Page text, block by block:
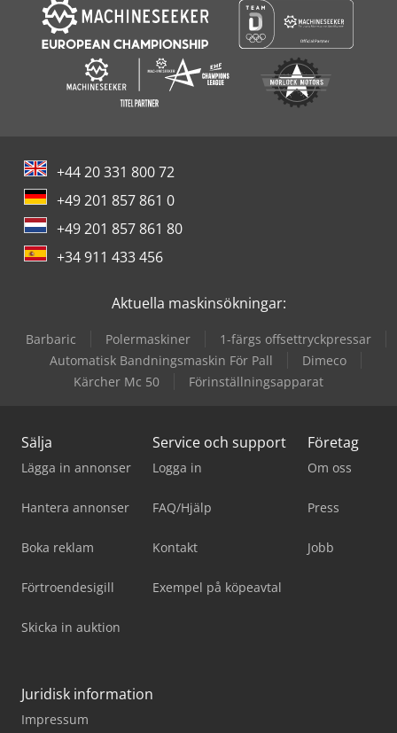
+44 20 331 800 72
+49 201 857 861 0
+49 201 857 861 80
+34 911 433 456
Aktuella maskinsökningar:
Barbaric Polermaskiner
1-färgs offsettryckpressar
Automatisk Bandningsmaskin För Pall
Dimeco
Kärcher Mc 50
Förinställningsapparat
Sälja
Lägga in annonser
Hantera annonser
Boka reklam
Förtroendesigill
Skicka in auktion
Service och support
Logga in
FAQ/Hjälp
Kontakt
Exempel på köpeavtal
Företag
Om oss
Press
Jobb
Juridisk information
Impressum